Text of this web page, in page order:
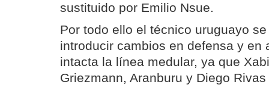
sustituido por Emilio Nsue.
Por todo ello el técnico uruguayo
introducir cambios en defensa y en
intacta la línea medular, ya que
Griezmann, Aranburu y Diego